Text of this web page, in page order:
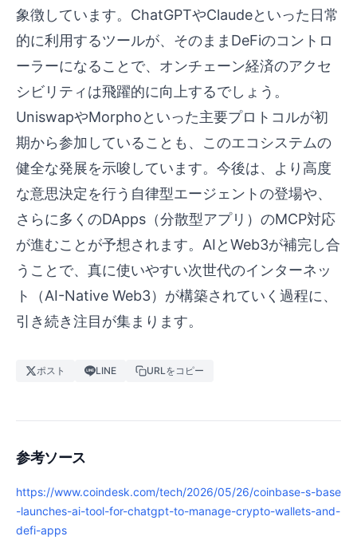
象徴しています。ChatGPTやClaudeといった日常
的に利用するツールが、そのままDeFiのコントロ
ーラーになることで、オンチェーン経済のアクセ
シビリティは飛躍的に向上するでしょう。
UniswapやMorphoといった主要プロトコルが初
期から参加していることも、このエコシステムの
健全な発展を示唆しています。今後は、より高度
な意思決定を行う自律型エージェントの登場や、
さらに多くのDApps（分散型アプリ）のMCP対応
が進むことが予想されます。AIとWeb3が補完し合
うことで、真に使いやすい次世代のインターネッ
ト（AI-Native Web3）が構築されていく過程に、
引き続き注目が集まります。
ポスト LINE URLをコピー
参考ソース
https://www.coindesk.com/tech/2026/05/26/coinbase-s-base
-launches-ai-tool-for-chatgpt-to-manage-crypto-wallets-and-
defi-apps